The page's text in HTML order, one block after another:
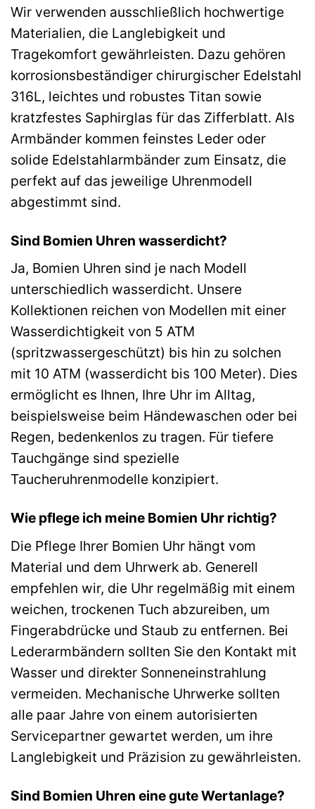
Wir verwenden ausschließlich hochwertige
Materialien, die Langlebigkeit und
Tragekomfort gewährleisten. Dazu gehören
korrosionsbeständiger chirurgischer Edelstahl
316L, leichtes und robustes Titan sowie
kratzfestes Saphirglas für das Zifferblatt. Als
Armbänder kommen feinstes Leder oder
solide Edelstahlarmbänder zum Einsatz, die
perfekt auf das jeweilige Uhrenmodell
abgestimmt sind.
Sind Bomien Uhren wasserdicht?
Ja, Bomien Uhren sind je nach Modell
unterschiedlich wasserdicht. Unsere
Kollektionen reichen von Modellen mit einer
Wasserdichtigkeit von 5 ATM
(spritzwassergeschützt) bis hin zu solchen
mit 10 ATM (wasserdicht bis 100 Meter). Dies
ermöglicht es Ihnen, Ihre Uhr im Alltag,
beispielsweise beim Händewaschen oder bei
Regen, bedenkenlos zu tragen. Für tiefere
Tauchgänge sind spezielle
Taucheruhrenmodelle konzipiert.
Wie pflege ich meine Bomien Uhr richtig?
Die Pflege Ihrer Bomien Uhr hängt vom
Material und dem Uhrwerk ab. Generell
empfehlen wir, die Uhr regelmäßig mit einem
weichen, trockenen Tuch abzureiben, um
Fingerabdrücke und Staub zu entfernen. Bei
Lederarmbändern sollten Sie den Kontakt mit
Wasser und direkter Sonneneinstrahlung
vermeiden. Mechanische Uhrwerke sollten
alle paar Jahre von einem autorisierten
Servicepartner gewartet werden, um ihre
Langlebigkeit und Präzision zu gewährleisten.
Sind Bomien Uhren eine gute Wertanlage?